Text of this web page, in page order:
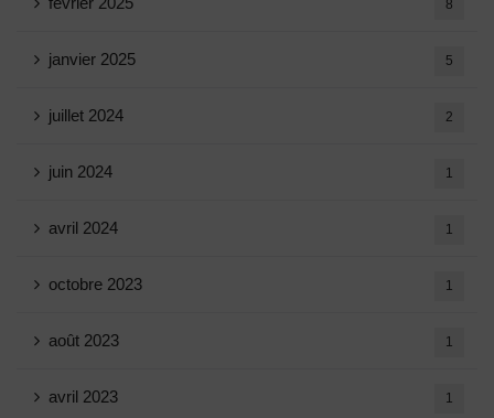
8
janvier 2025 5
juillet 2024 2
juin 2024 1
avril 2024 1
octobre 2023 1
août 2023 1
avril 2023 1